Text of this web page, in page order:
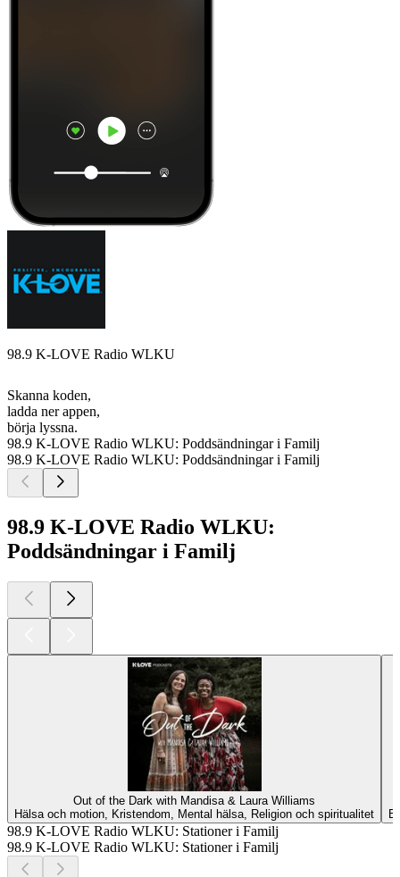
98.9 K-LOVE Radio WLKU
Skanna koden,
ladda ner appen,
börja lyssna.
98.9 K-LOVE Radio WLKU: Poddsändningar i Familj
98.9 K-LOVE Radio WLKU: Poddsändningar i Familj
98.9 K-LOVE Radio WLKU:
Poddsändningar i Familj
Out of the Dark with Mandisa & Laura Williams
Hälsa och motion, Kristendom, Mental hälsa, Religion och spiritualitet
98.9 K-LOVE Radio WLKU: Stationer i Familj
98.9 K-LOVE Radio WLKU: Stationer i Familj